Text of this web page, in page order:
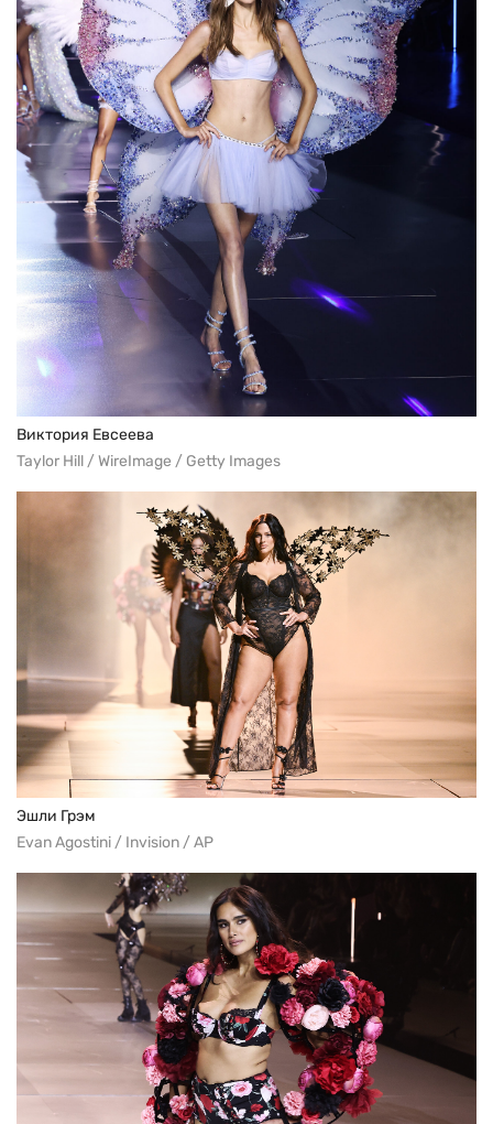
Виктория Евсеева
Taylor Hill / WireImage / Getty Images
Эшли Грэм
Evan Agostini / Invision / AP